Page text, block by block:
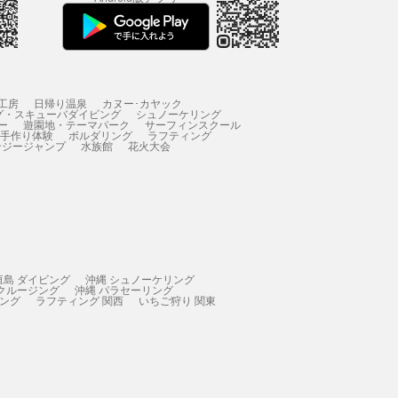
房 日帰り温泉 カヌー･カヤック
・スキューバダイビング シュノーケリング
遊園地・テーマパーク サーフィンスクール
作り体験 ボルダリング ラフティング
ージャンプ 水族館 花火大会
島 ダイビング 沖縄 シュノーケリング
ルージング 沖縄 パラセーリング
グ ラフティング 関西 いちご狩り 関東